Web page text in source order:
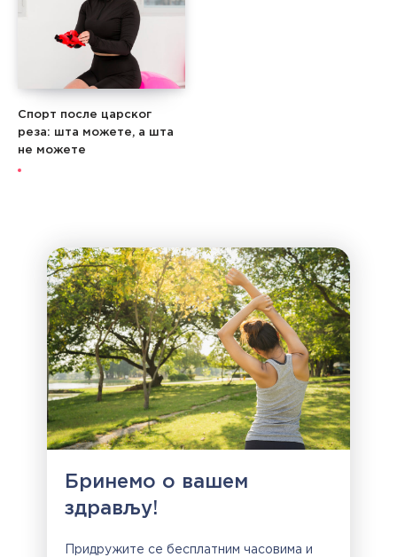
Спорт после царског
реза: шта можете, а шта
не можете
Бринемо о вашем
здрављу!
Придружите се бесплатним часовима и